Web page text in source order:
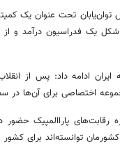
ایران ادامه داد: پس از
رقابت‌های پاراالمپیک
توانسته‌اند برای کشور